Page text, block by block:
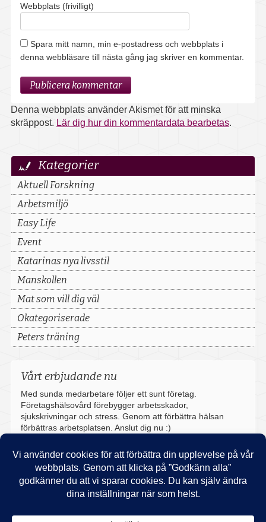
Webbplats (frivilligt)
Spara mitt namn, min e-postadress och webbplats i
denna webbläsare till nästa gång jag skriver en kommentar.
Denna webbplats använder Akismet för att minska
skräppost. Lär dig hur din kommentardata bearbetas.
Upptäck
mer
Kategorier
Aktuell Forskning
Arbetsmiljö
Easy Life
Event
Katarinas nya livsstil
Manskollen
Mat som vill dig väl
Okategoriserade
Peters träning
Vårt erbjudande nu
Med sunda medarbetare följer ett sunt företag.
Företagshälsovård förebygger arbetsskador,
sjukskrivningar och stress. Genom att förbättra hälsan
förbättras arbetsplatsen. Anslut dig nu :)
Vill du boka in ett föredrag om hälsa?
Vi har en rad inspirerande teman på våra föreläsningar och
våra föredragshållare har lång erfarenhet från sina